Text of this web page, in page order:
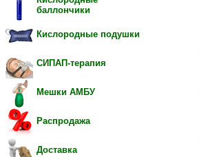
баллончики
Кислородные подушки
СИПАП-терапия
Мешки АМБУ
Распродажа
Доставка